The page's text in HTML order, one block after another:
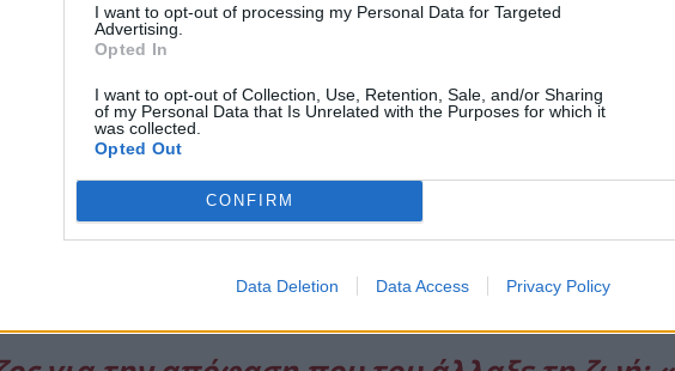
I want to opt-out of processing my Personal Data for Targeted
Advertising.
Opted In
I want to opt-out of Collection, Use, Retention, Sale, and/or Sharing
of my Personal Data that Is Unrelated with the Purposes for which it
was collected.
Opted Out
CONFIRM
Data Deletion Data Access Privacy Policy
του λογαριασμό κοινοποίησε πριν από λίγο πως, μόλις
τη ζωή. Χωρίς να κάνει γνωστό εάν πρόλαβε να τη δει, έκανε
Χαλάνδρι.